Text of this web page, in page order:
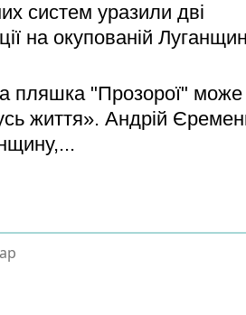
систем уразили дві
на окупованій
пляшка "Прозорої" може
життя». Андрій